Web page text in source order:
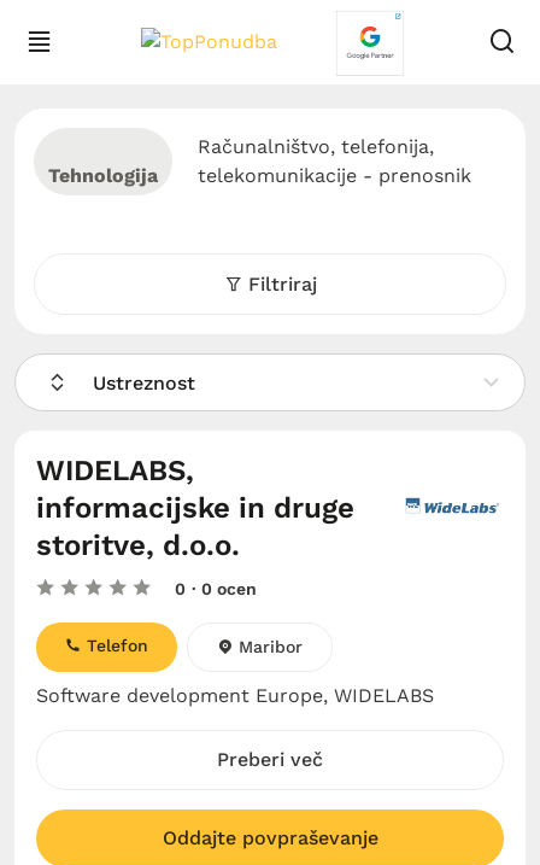
Tehnologija
Računalništvo, telefonija,
telekomunikacije - prenosnik
Filtriraj
Ustreznost
WIDELABS,
informacijske in druge
storitve, d.o.o.
0 · 0 ocen
Software development Europe, WIDELABS
Telefon Maribor
Preberi več
Oddajte povpraševanje